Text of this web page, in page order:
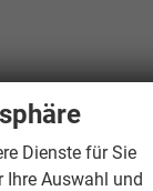
Dienste für Sie
Ihre Auswahl und